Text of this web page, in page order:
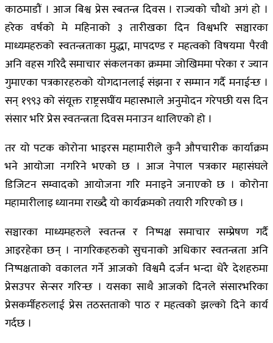
काठमाडौं । आज बिश्व प्रेस स्बतन्त्र दिवस । राज्यको चौथो अगं हो ।
हरेक वर्षको मे महिनाको ३ तारीखका दिन विश्वभरि सञ्चारका
माध्यमहरुको स्वतन्त्रताका मुद्धा, मापदण्ड र महत्वको विषयमा पैरवी
अनि वहस गरिदै समाचार संकलनका क्रममा जोखिममा परेका र ज्यान
गुमाएका पत्रकारहरुको योगदानलाई संझना र सम्मान गर्दै मनाईन्छ ।
सन् १९९३ को संयूक्त राष्ट्रसघींय महासभाले अनुमोदन गरेपछी यस दिन
संसार भरि प्रेस स्वतन्त्रता दिवस मनाउन थालिएको हो ।
तर यो पटक कोरोना भाइरस महामारीले कुनै औपचारीक कार्याक्रम
भने आयोजा नगरिने भएको छ । आज नेपाल पत्रकार महासंघले
डिजिटन सम्वादको आयोजना गरि मनाइने जनाएको छ । कोरोना
महामारीलाइ ध्यानमा राख्दै यो कार्यक्रमको तयारी गरिएको छ ।
सञ्चारका माध्यमहरुले स्वतन्त्र र निष्पक्ष समाचार सम्प्रेषण गर्दै
आइरहेका छन् । नागरिकहरुको सुचनाको अधिकार स्वतन्त्रता अनि
निष्पक्षताको वकालत गर्ने आजको विश्वमै दर्जन भन्दा धेरै देशहरुमा
प्रेसउपर सेन्सर गरिन्छ । यसका साथै आजको दिनले संसारभरिका
प्रेसकर्मीहरुलाई प्रेस तठस्तताको पाठ र महत्वको झल्को दिने कार्य
गर्दछ ।